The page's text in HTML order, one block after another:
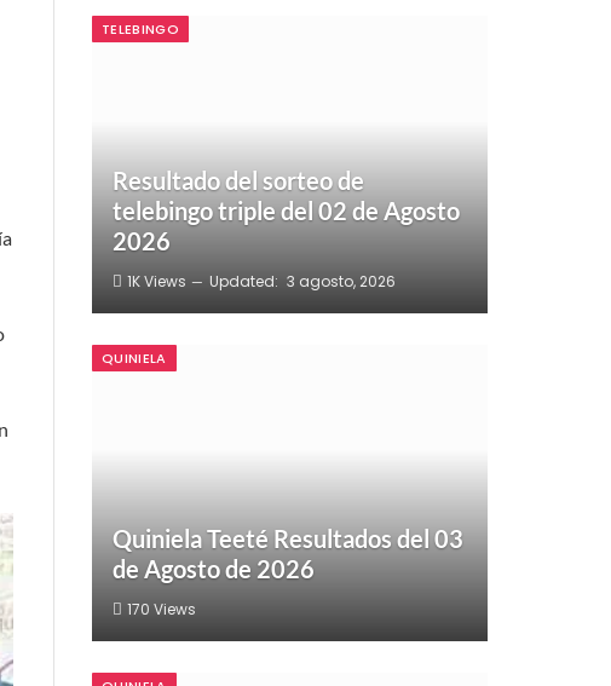
TELEBINGO
Resultado del sorteo de
telebingo triple del 02 de Agosto
2026
1KViews Updated: 3 agosto, 2026
QUINIELA
Quiniela Teeté Resultados del 03
de Agosto de 2026
170 Views